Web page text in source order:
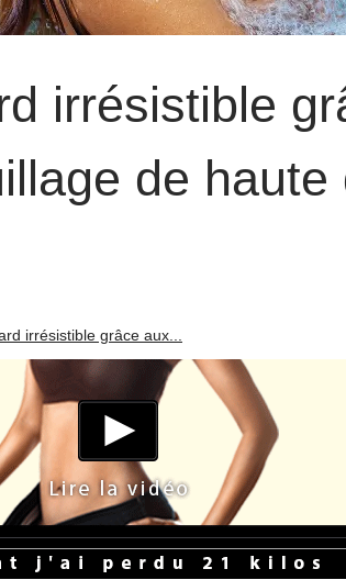
irrésistible
de haute
irrésistible grâce aux...